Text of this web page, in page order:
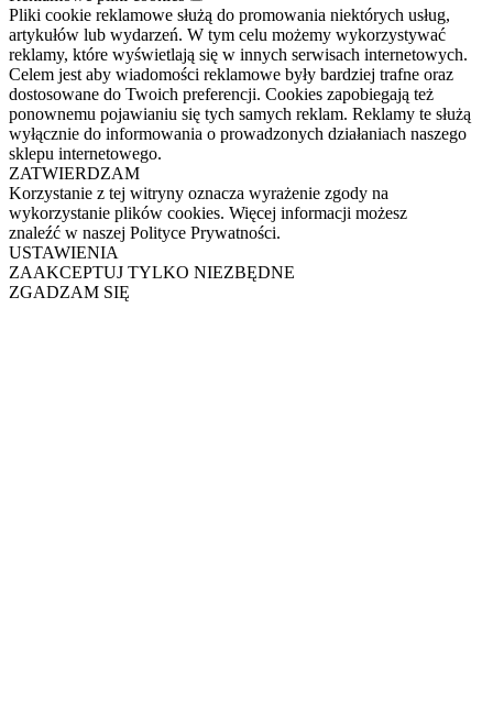
Pliki cookie reklamowe służą do promowania niektórych usług,
artykułów lub wydarzeń. W tym celu możemy wykorzystywać
reklamy, które wyświetlają się w innych serwisach internetowych.
Celem jest aby wiadomości reklamowe były bardziej trafne oraz
dostosowane do Twoich preferencji. Cookies zapobiegają też
ponownemu pojawianiu się tych samych reklam. Reklamy te służą
wyłącznie do informowania o prowadzonych działaniach naszego
sklepu internetowego.
ZATWIERDZAM
Korzystanie z tej witryny oznacza wyrażenie zgody na
wykorzystanie plików cookies. Więcej informacji możesz
znaleźć w naszej Polityce Prywatności.
USTAWIENIA
ZAAKCEPTUJ TYLKO NIEZBĘDNE
ZGADZAM SIĘ